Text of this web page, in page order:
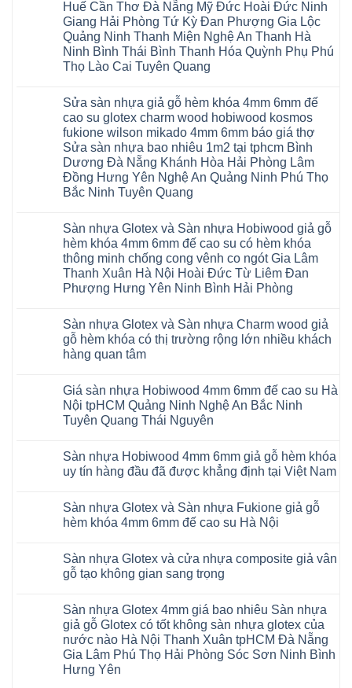
Huế Cần Thơ Đà Nẵng Mỹ Đức Hoài Đức Ninh
Giang Hải Phòng Tứ Kỳ Đan Phượng Gia Lộc
Quảng Ninh Thanh Miện Nghệ An Thanh Hà
Ninh Bình Thái Bình Thanh Hóa Quỳnh Phụ Phú
Thọ Lào Cai Tuyên Quang
bình
luận
ở
Sàn
gỗ
AURUM
Floor
Báo
giá
Sàn
Floor
nhập
khẩu
Malaysia
14
AI
RUM
AI
35
AI
AI
37
AI
dày
12mm
to
tại
Hà
Nội
Xuân
Thanh
Trì
Cầu
Giấy
Tây
Hồ
Yên
TpHCM
Bình
Dương
Huế
Cần
Thơ
Đà
Sửa sàn nhựa giả gỗ hèm khóa 4mm 6mm đế
cao su glotex charm wood hobiwood kosmos
fukione wilson mikado 4mm 6mm báo giá thợ
Sửa sàn nhựa bao nhiêu 1m2 tại tphcm Bình
Dương Đà Nẵng Khánh Hòa Hải Phòng Lâm
Đồng Hưng Yên Nghệ An Quảng Ninh Phú Thọ
Bắc Ninh Tuyên Quang
bình
luận
ở
Sửa
sàn
nhựa
giả
khóa
4mm
6mm
đế
cao
charm
wood
hobiwood
kosmos
mikado
4mm
6mm
thợ
Sửa
sàn
nhiêu
1m2
tại
Dương
Đà
Nẵng
Khánh
Hải
Phòng
Sàn nhựa Glotex và Sàn nhựa Hobiwood giả gỗ
hèm khóa 4mm 6mm đế cao su có hèm khóa
thông minh chống cong vênh co ngót Gia Lâm
Thanh Xuân Hà Nội Hoài Đức Từ Liêm Đan
Phượng Hưng Yên Ninh Bình Hải Phòng
bình
luận
ở
Sàn
và
Sàn
nhựa
Hobiwood
giả
khóa
4mm
6mm
su
có
hèm
minh
chống
cong
ngót
Gia
Lâm
Thanh
Xuân
Hà
Nội
Sàn nhựa Glotex và Sàn nhựa Charm wood giả
gỗ hèm khóa có thị trường rộng lớn nhiều khách
hàng quan tâm
bình
luận
ở
Sàn
và
Sàn
nhựa
giả
gỗ
hèm
thị
trường
rộng
khách
hàng
quan
tâm
Giá sàn nhựa Hobiwood 4mm 6mm đế cao su Hà
Nội tpHCM Quảng Ninh Nghệ An Bắc Ninh
Tuyên Quang Thái Nguyên
bình
luận
ở
nhựa
Hobiwood
4mm
cao
Hà
Quảng
Ninh
Nghệ
An
Bắc
Ninh
Tuyên
Sàn nhựa Hobiwood 4mm 6mm giả gỗ hèm khóa
uy tín hàng đầu đã được khẳng định tại Việt Nam
bình
luận
ở
Hobiwood
4mm
6mm
hèm
khóa
uy
tín
hàng
đầu
đã
Sàn nhựa Glotex và Sàn nhựa Fukione giả gỗ
hèm khóa 4mm 6mm đế cao su Hà Nội
bình
luận
ở
Glotex
Sàn
nhựa
Fukione
giả
gỗ
Sàn nhựa Glotex và cửa nhựa composite giả vân
gỗ tạo không gian sang trọng
bình
luận
ở
Sàn
nhựa
Glotex
và
Sàn nhựa Glotex 4mm giá bao nhiêu Sàn nhựa
giả gỗ Glotex có tốt không sàn nhựa glotex của
nước nào Hà Nội Thanh Xuân tpHCM Đà Nẵng
Gia Lâm Phú Thọ Hải Phòng Sóc Sơn Ninh Bình
Hưng Yên